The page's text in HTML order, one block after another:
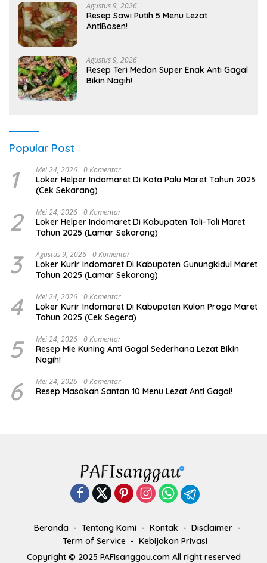
Agustus 9, 2026
Resep Sawi Putih 5 Menu Lezat
AntiBosen!
Agustus 9, 2026
Resep Teri Medan Super Enak Anti Gagal
Bikin Nagih!
Popular Post
1 Mei 24, 2026 0 Komentar
Loker Helper Indomaret Di Kota Palu Maret Tahun 2025
(Cek Sekarang)
2 Mei 24, 2026 0 Komentar
Loker Helper Indomaret Di Kabupaten Toli-Toli Maret
Tahun 2025 (Lamar Sekarang)
3 Agustus 9, 2026 0 Komentar
Loker Kurir Indomaret Di Kabupaten Gunungkidul Maret
Tahun 2025 (Lamar Sekarang)
4 Mei 24, 2026 0 Komentar
Loker Kurir Indomaret Di Kabupaten Kulon Progo Maret
Tahun 2025 (Cek Segera)
5 Mei 24, 2026 0 Komentar
Resep Mie Kuning Anti Gagal Sederhana Lezat Bikin
Nagih!
6 Mei 24, 2026 0 Komentar
Resep Masakan Santan 10 Menu Lezat Anti Gagal!
Beranda Tentang Kami Kontak
Disclaimer
Term of Service
Kebijakan Privasi
Copyright © 2025 PAFIsanggau.com All right reserved